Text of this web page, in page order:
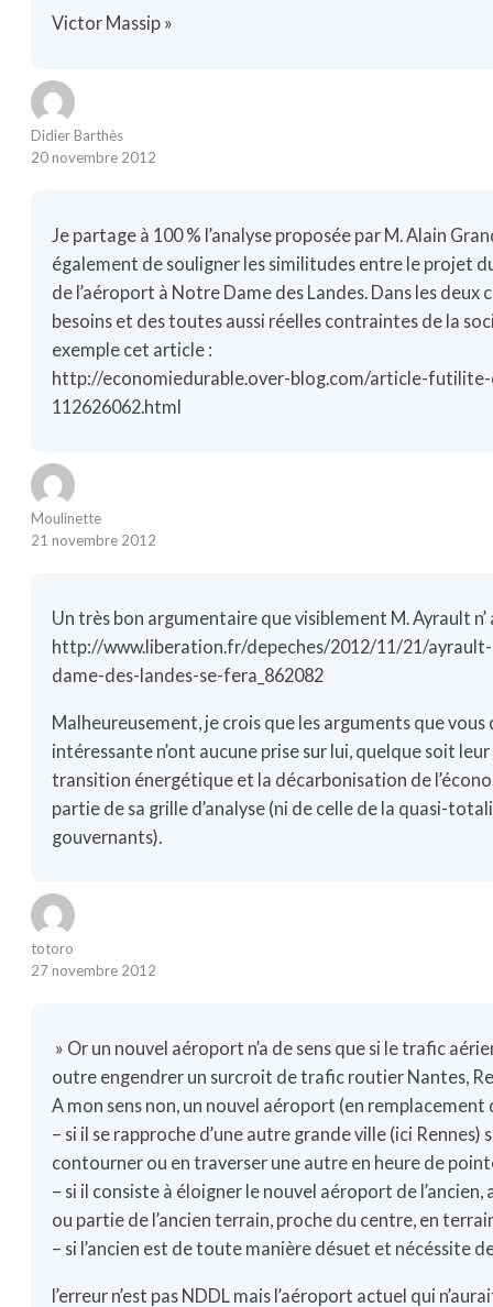
Victor Massip »
Didier Barthès
20 novembre 2012
Je partage à 100 % l’analyse proposée par M. Alain
également de souligner les similitudes entre le projet
de l’aéroport à Notre Dame des Landes. Dans les deux
besoins et des toutes aussi réelles contraintes de la
exemple cet article :
http://economiedurable.over-blog.com/article-
112626062.html
Moulinette
21 novembre 2012
Un très bon argumentaire que visiblement M. Ayrault n’
http://www.liberation.fr/depeches/2012/11/21/
dame-des-landes-se-fera_862082
Malheureusement, je crois que les arguments que
intéressante n’ont aucune prise sur lui, quelque soit
transition énergétique et la décarbonisation de
partie de sa grille d’analyse (ni de celle de la quasi-
gouvernants).
totoro
27 novembre 2012
» Or un nouvel aéroport n’a de sens que si le trafic
outre engendrer un surcroit de trafic routier Nantes,
A mon sens non, un nouvel aéroport (en remplacement
– si il se rapproche d’une autre grande ville (ici Rennes)
contourner ou en traverser une autre en heure de
– si il consiste à éloigner le nouvel aéroport de
ou partie de l’ancien terrain, proche du centre, en
– si l’ancien est de toute manière désuet et nécéssite
l’erreur n’est pas NDDL mais l’aéroport actuel qui